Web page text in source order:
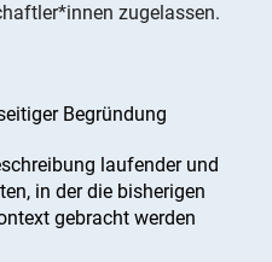
zugelassen.
Begründung
laufender und
in der die bisherigen
gebracht werden